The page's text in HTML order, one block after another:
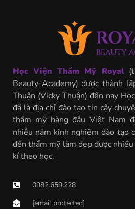
Học Viện Thẩm Mỹ Royal
Beauty Academy) được thành
Thuận (Vicky Thuận) đến nay
đã là địa chỉ đào tạo tin cậy
thẩm mỹ hàng đầu Việt Nam
nhiều năm kinh nghiệm đào tạo
đến thẩm mỹ làm đẹp được
kí theo học.
0982.659.228
[email protected]